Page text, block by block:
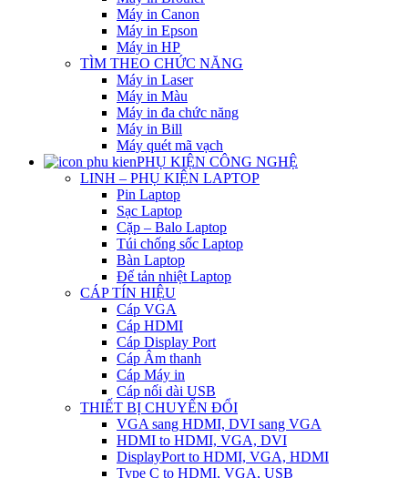
Máy in Canon
Máy in Epson
Máy in HP
TÌM THEO CHỨC NĂNG
Máy in Laser
Máy in Màu
Máy in đa chức năng
Máy in Bill
Máy quét mã vạch
PHỤ KIỆN CÔNG NGHỆ
LINH – PHỤ KIỆN LAPTOP
Pin Laptop
Sạc Laptop
Cặp – Balo Laptop
Túi chống sốc Laptop
Bàn Laptop
Đế tản nhiệt Laptop
CÁP TÍN HIỆU
Cáp VGA
Cáp HDMI
Cáp Display Port
Cáp Âm thanh
Cáp Máy in
Cáp nối dài USB
THIẾT BỊ CHUYỂN ĐỔI
VGA sang HDMI, DVI sang VGA
HDMI to HDMI, VGA, DVI
DisplayPort to HDMI, VGA, HDMI
Type C to HDMI, VGA, USB